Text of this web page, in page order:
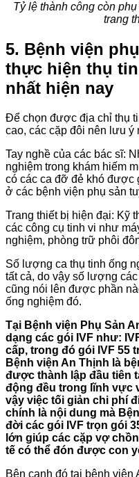
Tỷ lệ thành công còn
trang
5. Bệnh viện
thực hiện thụ
nhất hiện nay
Để chọn được địa chỉ thụ
cao, các cặp đôi nên lưu ý
Tay nghề của các bác sĩ:
nghiệm trong khám hiếm
có các ca đỡ đẻ khó được
ở các bệnh viện phụ sản
Trang thiết bị hiện đại: Kỹ
các công cụ tinh vi như
nghiệm, phòng trữ phôi
Số lượng ca thụ tinh ống
tất cả, do vậy số lượng
cũng nói lên được phần
ống nghiệm đó.
Tại Bệnh viện Phụ Sản
dạng các gói IVF như:
cấp, trong đó gói IVF 55
Bệnh viện An Thịnh là
được thành lập đầu tiên
động đều trong lĩnh vực
vậy việc tối giản chi phí
chính là nội dung mà
đời các gói IVF trọn gói
lớn giúp các cặp vợ
tế có thể đón được con
Bên cạnh đó tại bệnh viện